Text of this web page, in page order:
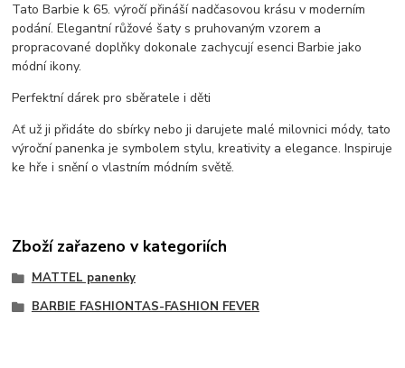
Tato Barbie k 65. výročí přináší nadčasovou krásu v moderním
podání. Elegantní růžové šaty s pruhovaným vzorem a
propracované doplňky dokonale zachycují esenci Barbie jako
módní ikony.
Perfektní dárek pro sběratele i děti
Ať už ji přidáte do sbírky nebo ji darujete malé milovnici módy, tato
výroční panenka je symbolem stylu, kreativity a elegance. Inspiruje
ke hře i snění o vlastním módním světě.
Zboží zařazeno v kategoriích
MATTEL panenky
BARBIE FASHIONTAS-FASHION FEVER